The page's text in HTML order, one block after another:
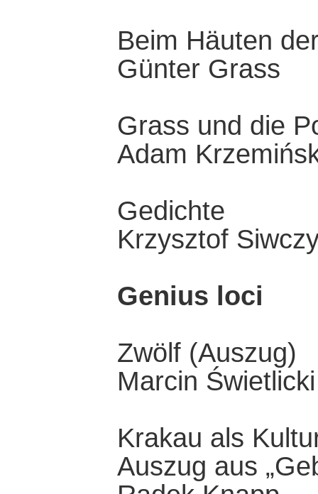
Beim Häuten
Günter Grass
Grass und die
Adam
Gedichte
Krzysztof
Genius loci
Zwölf (Auszug)
Marcin Świetlicki
Krakau als
Auszug aus